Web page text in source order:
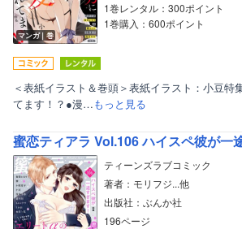
マンガ｜巻
1巻レンタル：300ポイント
1巻購入：600ポイント
＜表紙イラスト＆巻頭＞表紙イラスト：小豆特
てます！？●漫…もっと見る
蜜恋ティアラ Vol.106 ハイスペ彼が一
ティーンズラブコミック
著者：モリフジ...他
出版社：ぶんか社
196ページ